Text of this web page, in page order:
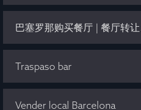
Traspaso bar
Vender local Barcelona